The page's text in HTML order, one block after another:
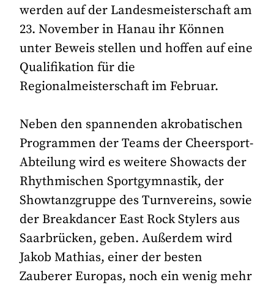
werden auf der Landesmeisterschaft am
23. November in Hanau ihr Können
unter Beweis stellen und hoffen auf eine
Qualifikation für die
Regionalmeisterschaft im Februar.
Neben den spannenden akrobatischen
Programmen der Teams der Cheersport-
Abteilung wird es weitere Showacts der
Rhythmischen Sportgymnastik, der
Showtanzgruppe des Turnvereins, sowie
der Breakdancer East Rock Stylers aus
Saarbrücken, geben. Außerdem wird
Jakob Mathias, einer der besten
Zauberer Europas, noch ein wenig mehr